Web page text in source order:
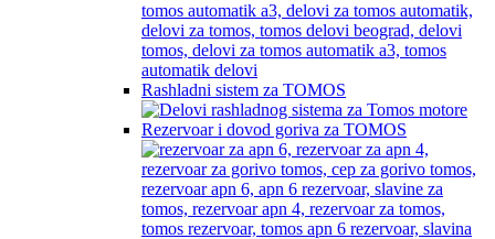
Rashladni sistem za TOMOS
Rezervoar i dovod goriva za TOMOS